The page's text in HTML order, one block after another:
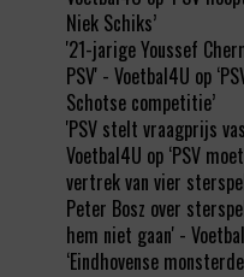
Niek Schiks’
'21-jarige Youssef
PSV' - Voetbal4U op
Schotse competitie’
'PSV stelt vraagprijs
Voetbal4U op ‘PSV
vertrek van vier
Peter Bosz over
hem niet gaan' -
‘Eindhovense